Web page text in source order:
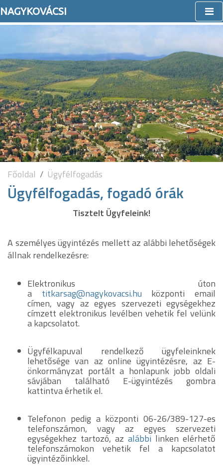
NAGYKOVÁCSI
Főoldal Ügyfélfogadás
Ügyfélfogadás, fogadó órák
Tisztelt Ügyfeleink!
A személyes ügyintézés mellett az alábbi lehetőségek
állnak rendelkezésre:
Elektronikus úton
a titkarsag@nagykovacsi.hu központi email
címen, vagy az egyes szervezeti egységekhez
címzett elektronikus levélben vehetik fel velünk
a kapcsolatot.
Ügyfélkapuval rendelkező ügyfeleinknek
lehetősége van az online ügyintézésre, az E-
önkormányzat portált a honlapunk jobb oldali
sávjában található E-ügyintézés gombra
kattintva érhetik el.
Telefonon pedig a központi 06-26/389-127-es
telefonszámon, vagy az egyes szervezeti
egységekhez tartozó, az alábbi linken elérhető
telefonszámokon vehetik fel a kapcsolatot
ügyintézőinkkel.